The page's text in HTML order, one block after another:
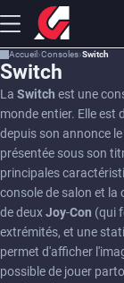
Accueil Consoles Switch
Switch
La Switch est une
monde entier. Elle est
depuis son annonce
présentée sous son
principales
console de salon et la
de deuxJoy-Con (qui
extrémités, et une
permet d'afficher
possible de jouer